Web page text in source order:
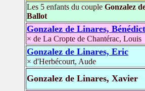
Les 5 enfants du couple Gonzalez
Ballot
Gonzalez de Linares,
× de La Cropte de Chantérac, Louis
Gonzalez de Linares, Eric
× d'Herbécourt, Aude
Gonzalez de Linares, Xavier